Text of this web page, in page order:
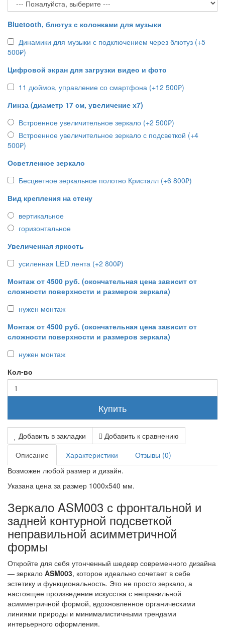
Bluetooth, блютуз с колонками для музыки
Динамики для музыки с подключением через блютуз (+5
500₽)
Цифровой экран для загрузки видео и фото
11 дюймов, управление со смартфона (+12 500₽)
Линза (диаметр 17 см, увеличение х7)
Встроенное увеличительное зеркало (+2 500₽)
Встроенное увеличительное зеркало с подсветкой (+4
500₽)
Осветленное зеркало
Бесцветное зеркальное полотно Кристалл (+6 800₽)
Вид крепления на стену
вертикальное
горизонтальное
Увеличенная яркость
усиленная LED лента (+2 800₽)
Монтаж от 4500 руб. (окончательная цена зависит от
сложности поверхности и размеров зеркала)
нужен монтаж
Монтаж от 4500 руб. (окончательная цена зависит от
сложности поверхности и размеров зеркала)
нужен монтаж
Кол-во
Купить
Добавить в закладки
Добавить к сравнению
Описание
Характеристики
Отзывы (0)
Возможен любой размер и дизайн.
Указана цена за размер 1000х540 мм.
Зеркало ASM003 с фронтальной и
задней контурной подсветкой
неправильной асимметричной
формы
Откройте для себя утонченный шедевр современного дизайна
— зеркало ASM003, которое идеально сочетает в себе
эстетику и функциональность. Это не просто зеркало, а
настоящее произведение искусства с неправильной
асимметричной формой, вдохновленное органическими
линиями природы и минималистичными трендами
интерьерного оформления.